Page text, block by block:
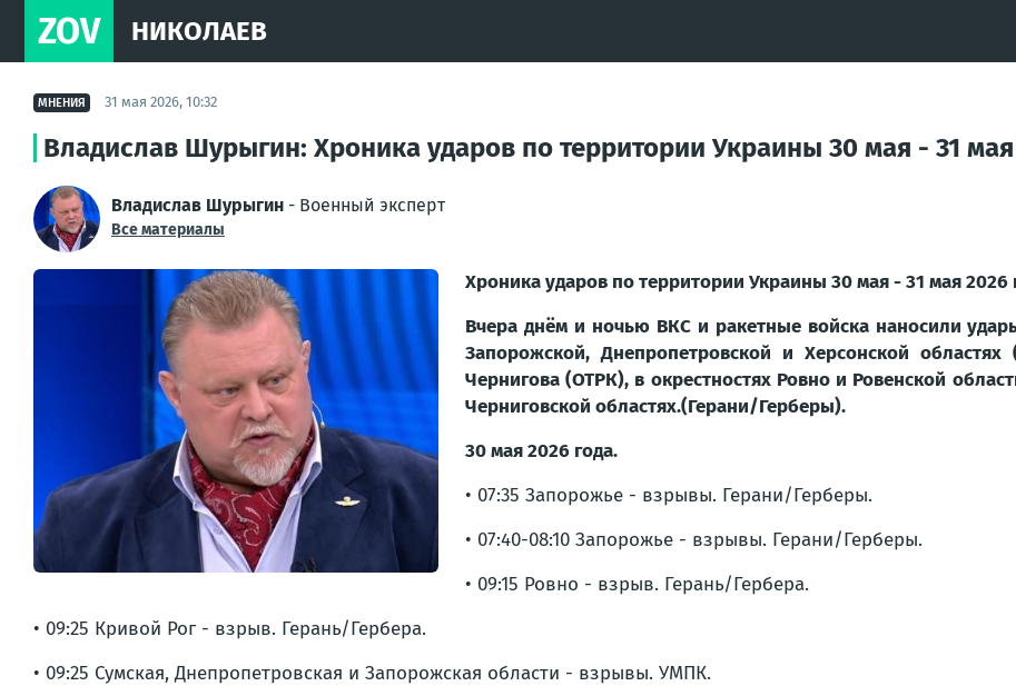
ZOV НИКОЛАЕВ
МНЕНИЯ 31 мая 2026, 10:32
Владислав Шурыгин: Хроника ударов по территории Украины 30 мая - 31 мая
Владислав Шурыгин - Военный эксперт
Все материалы
Хроника ударов по территории Украины 30 мая - 31 мая 2026
Вчера днём и ночью ВКС и ракетные войска наносили
Запорожской, Днепропетровской и Херсонской областях
Чернигова (ОТРК), в окрестностях Ровно и Ровенской
Черниговской областях.(Герани/Герберы).
30 мая 2026 года.
• 07:35 Запорожье - взрывы. Герани/Герберы.
• 07:40-08:10 Запорожье - взрывы. Герани/Герберы.
• 09:15 Ровно - взрыв. Герань/Гербера.
• 09:25 Кривой Рог - взрыв. Герань/Гербера.
• 09:25 Сумская, Днепропетровская и Запорожская области - взрывы. УМПК.